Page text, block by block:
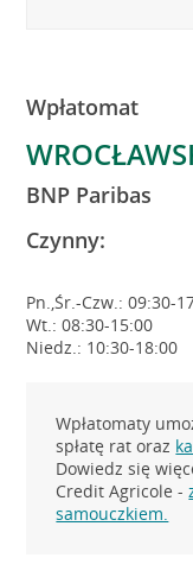
Wpłatomat
BNP Paribas
Czynny:
Pn.,Śr.-Czw.: 09:30-
Wt.: 08:30-15:00
Niedz.: 10:30-18:00
Wpłatomaty
spłatę rat oraz
Dowiedz się
Credit Agricole -
samouczkiem.